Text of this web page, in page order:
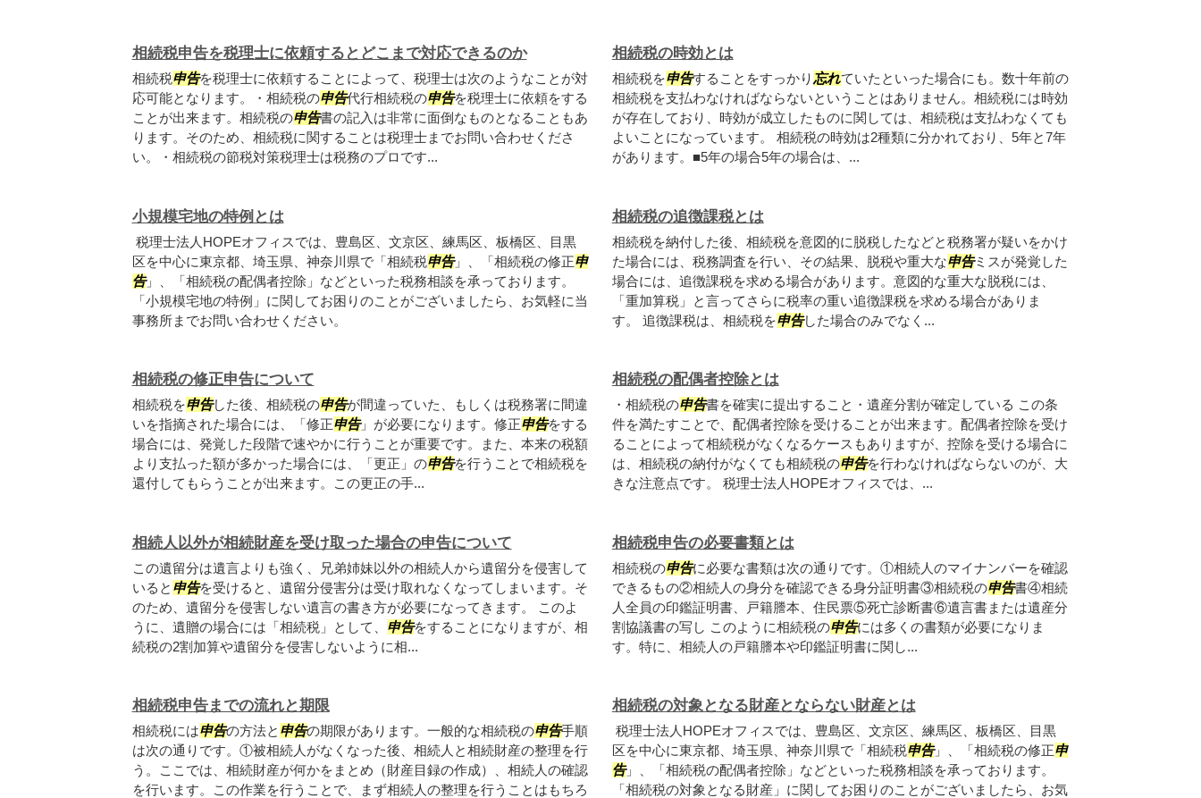
相続税申告を税理士に依頼するとどこまで対応できるのか
相続税申告を税理士に依頼することによって、税理士は次のようなことが対
応可能となります。・相続税の申告代行相続税の申告を税理士に依頼をする
ことが出来ます。相続税の申告書の記入は非常に面倒なものとなることもあ
ります。そのため、相続税に関することは税理士までお問い合わせくださ
い。・相続税の節税対策税理士は税務のプロです...
相続税の時効とは
相続税を申告することをすっかり 忘れていたといった場合にも。数十年前の
相続税を支払わなければならないということはありません。相続税には時効
が存在しており、時効が成立したものに関しては、相続税は支払わなくても
よいことになっています。 相続税の時効は2種類に分かれており、5年と7年
があります。■5年の場合5年の場合は、...
小規模宅地の特例とは
税理士法人HOPEオフィスでは、豊島区、文京区、練馬区、板橋区、目黒
区を中心に東京都、埼玉県、神奈川県で「相続税申告」、「相続税の修正申
告」、「相続税の配偶者控除」などといった税務相談を承っております。
「小規模宅地の特例」に関してお困りのことがございましたら、お気軽に当
事務所までお問い合わせください。
相続税の追徴課税とは
相続税を納付した後、相続税を意図的に脱税したなどと税務署が疑いをかけ
た場合には、税務調査を行い、その結果、脱税や重大な申告ミスが発覚した
場合には、追徴課税を求める場合があります。意図的な重大な脱税には、
「重加算税」と言ってさらに税率の重い追徴課税を求める場合がありま
す。 追徴課税は、相続税を申告した場合のみでなく...
相続税の修正申告について
相続税を申告した後、相続税の申告が間違っていた、もしくは税務署に間違
いを指摘された場合には、「修正申告」が必要になります。修正申告をする
場合には、発覚した段階で速やかに行うことが重要です。また、本来の税額
より支払った額が多かった場合には、「更正」の申告を行うことで相続税を
還付してもらうことが出来ます。この更正の手...
相続税の配偶者控除とは
・相続税の申告書を確実に提出すること・遺産分割が確定している この条
件を満たすことで、配偶者控除を受けることが出来ます。配偶者控除を受け
ることによって相続税がなくなるケースもありますが、控除を受ける場合に
は、相続税の納付がなくても相続税の申告を行わなければならないのが、大
きな注意点です。 税理士法人HOPEオフィスでは、...
相続人以外が相続財産を受け取った場合の申告について
この遺留分は遺言よりも強く、兄弟姉妹以外の相続人から遺留分を侵害して
いると 申告を受けると、遺留分侵害分は受け取れなくなってしまいます。そ
のため、遺留分を侵害しない遺言の書き方が必要になってきます。 このよ
うに、遺贈の場合には「相続税」として、 申告をすることになりますが、相
続税の2割加算や遺留分を侵害しないように相...
相続税申告の必要書類とは
相続税の申告に必要な書類は次の通りです。①相続人のマイナンバーを確認
できるもの②相続人の身分を確認できる身分証明書③相続税の申告書④相続
人全員の印鑑証明書、戸籍謄本、住民票⑤死亡診断書⑥遺言書または遺産分
割協議書の写し このように相続税の申告には多くの書類が必要になりま
す。特に、相続人の戸籍謄本や印鑑証明書に関し...
相続税申告までの流れと期限
相続税には申告の方法と 申告の期限があります。一般的な相続税の申告手順
は次の通りです。①被相続人がなくなった後、相続人と相続財産の整理を行
う。ここでは、相続財産が何かをまとめ（財産目録の作成）、相続人の確認
を行います。この作業を行うことで、まず相続人の整理を行うことはもちろ
相続税の対象となる財産とならない財産とは
税理士法人HOPEオフィスでは、豊島区、文京区、練馬区、板橋区、目黒
区を中心に東京都、埼玉県、神奈川県で「相続税申告」、「相続税の修正申
告」、「相続税の配偶者控除」などといった税務相談を承っております。
「相続税の対象となる財産」に関してお困りのことがございましたら、お気